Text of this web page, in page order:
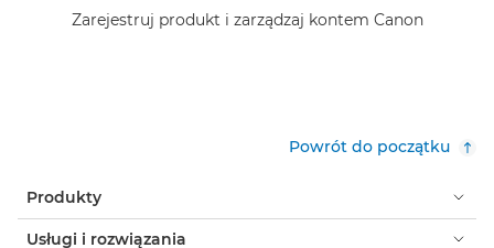
Zarejestruj produkt i zarządzaj kontem Canon
Powrót do początku
Produkty
Usługi i rozwiązania